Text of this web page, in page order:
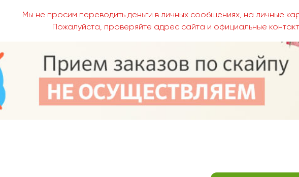
Мы не просим переводить деньги в личных сообщениях, на личные
Пожалуйста, проверяйте адрес сайта и официальные